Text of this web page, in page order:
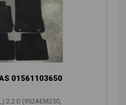
01561103650
2.2 D (952AEM250,